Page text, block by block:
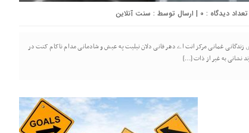
0 | ارسال توسط : سنت آنلاین
غمانی مرکز انت اے دهر فانی دلان نیلیت په عیش و شادمانی مدام ناکام کنت در
نشانی به غیر از ذات […]